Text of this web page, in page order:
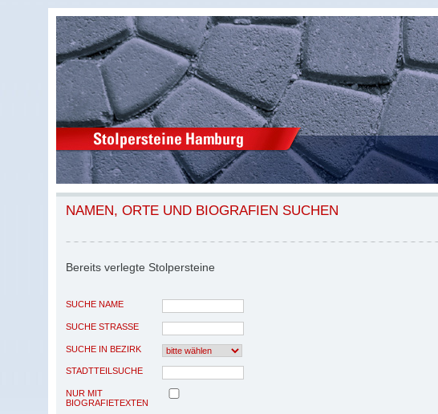
NAMEN, ORTE UND BIOGRAFIEN SUCHEN
Bereits verlegte Stolpersteine
SUCHE NAME
SUCHE STRASSE
SUCHE IN BEZIRK
STADTTEILSUCHE
NUR MIT
BIOGRAFIETEXTEN